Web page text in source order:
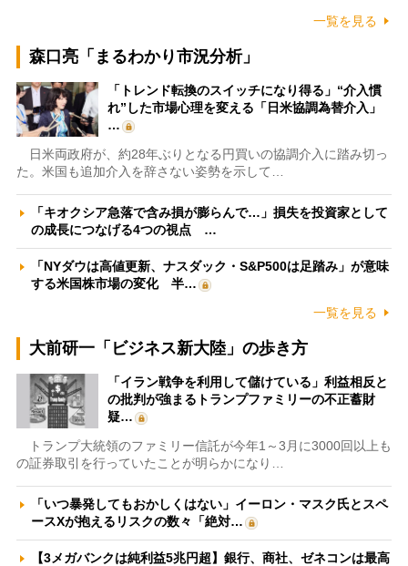
一覧を見る
森口亮「まるわかり市況分析」
「トレンド転換のスイッチになり得る」“介入慣
れ”した市場心理を変える「日米協調為替介入」
…
日米両政府が、約28年ぶりとなる円買いの協調介入に踏み切っ
た。米国も追加介入を辞さない姿勢を示して…
「キオクシア急落で含み損が膨らんで…」損失を投資家として
の成長につなげる4つの視点 …
「NYダウは高値更新、ナスダック・S&P500は足踏み」が意味
する米国株市場の変化 半…
一覧を見る
大前研一「ビジネス新大陸」の歩き方
「イラン戦争を利用して儲けている」利益相反と
の批判が強まるトランプファミリーの不正蓄財
疑…
トランプ大統領のファミリー信託が今年1～3月に3000回以上も
の証券取引を行っていたことが明らかになり…
「いつ暴発してもおかしくはない」イーロン・マスク氏とスペ
ースXが抱えるリスクの数々「絶対…
【3メガバンクは純利益5兆円超】銀行、商社、ゼネコンは最高